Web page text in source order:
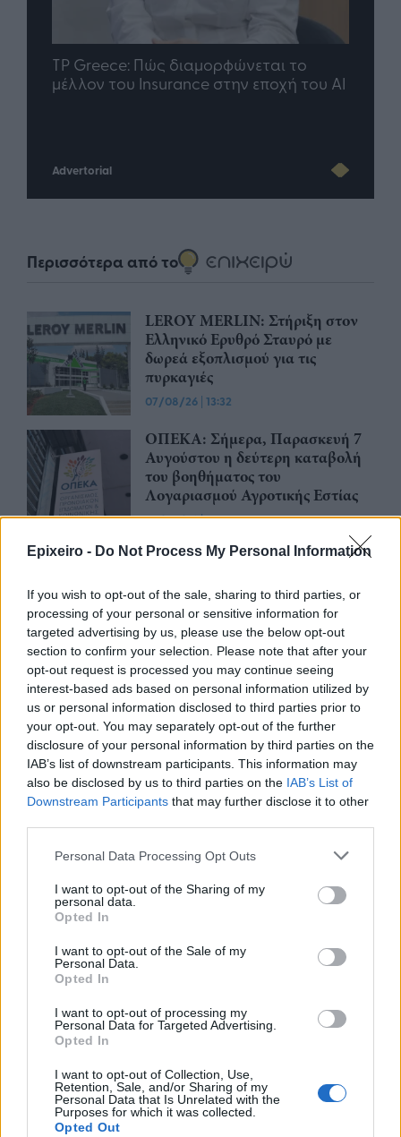
Epixeiro - Do Not Process My Personal Information
If you wish to opt-out of the sale, sharing to third parties, or
processing of your personal or sensitive information for
targeted advertising by us, please use the below opt-out
section to confirm your selection. Please note that after your
opt-out request is processed you may continue seeing
interest-based ads based on personal information utilized by
us or personal information disclosed to third parties prior to
your opt-out. You may separately opt-out of the further
disclosure of your personal information by third parties on the
IAB’s list of downstream participants. This information may
also be disclosed by us to third parties on the IAB’s List of
Downstream Participants that may further disclose it to other
Personal Data Processing Opt Outs
I want to opt-out of the Sharing of my
personal data.
Opted In
I want to opt-out of the Sale of my
Personal Data.
Opted In
I want to opt-out of processing my
Personal Data for Targeted Advertising.
Opted In
I want to opt-out of Collection, Use,
Retention, Sale, and/or Sharing of my
Personal Data that Is Unrelated with the
Purposes for which it was collected.
Opted Out
TP Greece: Πώς διαμορφώνεται το
μέλλον του Insurance στην εποχή του AI
Advertorial
Περισσότερα από το
LEROY MERLIN: Στήριξη στον
Ελληνικό Ερυθρό Σταυρό με
δωρεά εξοπλισμού για τις
πυρκαγιές
07/08/26 | 13:32
ΟΠΕΚΑ: Σήμερα, Παρασκευή 7
Αυγούστου η δεύτερη καταβολή
του βοηθήματος του
Λογαριασμού Αγροτικής Εστίας
07/08/26|12:35
Για πρώτη φορά το Αρχαίο
πύλες του σε όλους, καθιστώντας
παράστασή του προσβάσιμη σε
άτομα με αναπηρίες
05/08/26|16:08
Servicers: Σταματούν τις οχλήσεις
προς τους δανειολήπτες
πυρόπληκτους - Θα λάβουν μέτρα
ανακούφισης
05/08/26|15:44
Η BIOKOSMOS ανακαίνισε και
παρέδωσε στην τοπική κοινωνία
Πλάτανο Ναυπακτίας
05/08/26|14:50
πλατφόρμα για τις αιτήσεις
με 8.000 επιπλέον επιδοτούμενες
θέσεις